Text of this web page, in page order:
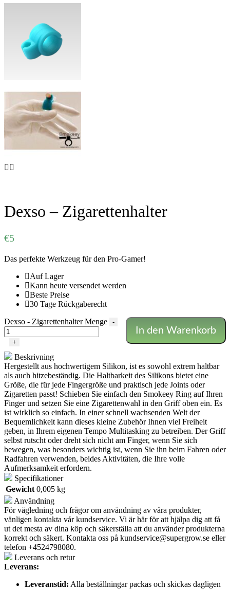
Dexso – Zigarettenhalter
€5
Das perfekte Werkzeug für den Pro-Gamer!
Auf Lager
Kann heute versendet werden
Beste Preise
30 Tage Rückgaberecht
Dexso - Zigarettenhalter Menge
-
+
In den Warenkorb
Beskrivning
Hergestellt aus hochwertigem Silikon, ist es sowohl extrem haltbar
als auch hitzebeständig. Die Haltbarkeit des Silikons bietet eine
Größe, die für jede Fingergröße und praktisch jede Joints oder
Zigaretten passt! Schieben Sie einfach den Smokeey Ring auf Ihren
Finger und setzen Sie eine Zigarettenwahl in den Griff oben ein. Es
ist wirklich so einfach. In einer schnell wachsenden Welt der
Bequemlichkeit kann dieses kleine Zubehör Ihnen viel Freiheit
geben, in Ihrem eigenen Tempo Multitasking zu betreiben. Der Griff
selbst rutscht oder dreht sich nicht am Finger, wenn Sie sich
bewegen, was besonders wichtig ist, wenn Sie ihn beim Fahren oder
Radfahren verwenden, beides Aktivitäten, die Ihre volle
Aufmerksamkeit erfordern.
Specifikationer
Gewicht 0,005 kg
Användning
För vägledning och frågor om användning av våra produkter,
vänligen kontakta vår kundservice. Vi är här för att hjälpa dig att få
ut det mesta av dina köp och säkerställa att du använder produkterna
korrekt och säkert. Kontakta oss på kundservice@supergrow.se eller
telefon +4524798080.
Leverans och retur
Leverans:
Leveranstid: Alla beställningar packas och skickas dagligen